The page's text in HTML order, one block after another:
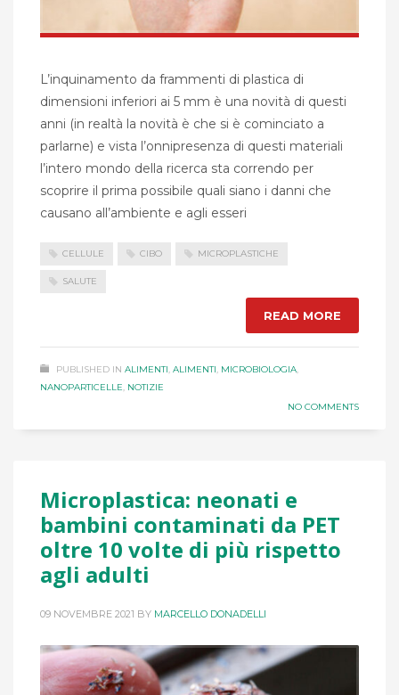
L’inquinamento da frammenti di plastica di
dimensioni inferiori ai 5 mm è una novità di questi
anni (in realtà la novità è che si è cominciato a
parlarne) e vista l’onnipresenza di questi materiali
l’intero mondo della ricerca sta correndo per
scoprire il prima possibile quali siano i danni che
causano all’ambiente e agli esseri
CELLULE CIBO MICROPLASTICHE
SALUTE
READ MORE
PUBLISHED IN ALIMENTI, ALIMENTI, MICROBIOLOGIA,
NANOPARTICELLE, NOTIZIE
NO COMMENTS
Microplastica: neonati e
bambini contaminati da PET
oltre 10 volte di più rispetto
agli adulti
09 NOVEMBRE 2021 BY MARCELLO DONADELLI